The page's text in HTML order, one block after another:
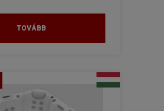
TOVÁBB